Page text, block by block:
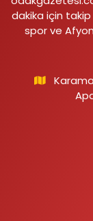
dakika için
spor ve